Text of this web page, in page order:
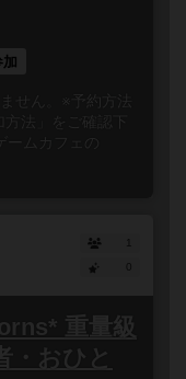
加
せん。※予約方法
法」をご確認下
ムカフェの
1
重量級
・おひと